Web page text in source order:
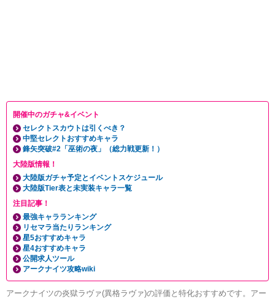
開催中のガチャ&イベント
セレクトスカウトは引くべき？
中堅セレクトおすすめキャラ
鋒矢突破#2「巫術の夜」（総力戦更新！）
大陸版情報！
大陸版ガチャ予定とイベントスケジュール
大陸版Tier表と未実装キャラ一覧
注目記事！
最強キャラランキング
リセマラ当たりランキング
星5おすすめキャラ
星4おすすめキャラ
公開求人ツール
アークナイツ攻略wiki
アークナイツの炎獄ラヴァ(異格ラヴァ)の評価と特化おすすめです。アー